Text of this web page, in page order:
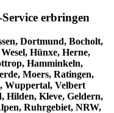
erbringen
Dortmund, Bocholt,
Hünxe, Herne,
Hamminkeln,
Moers, Ratingen,
Wuppertal, Velbert
Hilden, Kleve, Geldern,
Ruhrgebiet, NRW,